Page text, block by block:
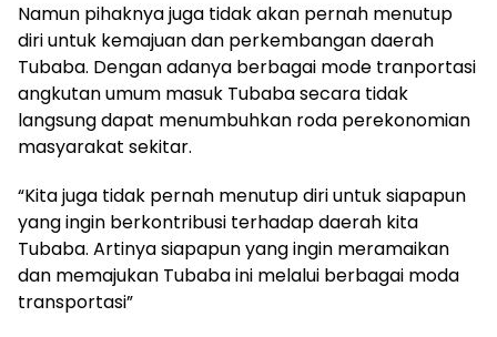
Namun pihaknya juga tidak akan pernah menutup
diri untuk kemajuan dan perkembangan daerah
Tubaba. Dengan adanya berbagai mode tranportasi
angkutan umum masuk Tubaba secara tidak
langsung dapat menumbuhkan roda perekonomian
masyarakat sekitar.
“Kita juga tidak pernah menutup diri untuk siapapun
yang ingin berkontribusi terhadap daerah kita
Tubaba. Artinya siapapun yang ingin meramaikan
dan memajukan Tubaba ini melalui berbagai moda
transportasi”